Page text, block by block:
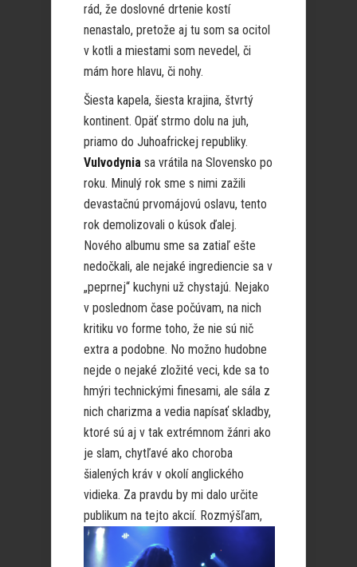
rád, že doslovné drtenie kostí
nenastalo, pretože aj tu som sa ocitol
v kotli a miestami som nevedel, či
mám hore hlavu, či nohy.
Šiesta kapela, šiesta krajina, štvrtý
kontinent. Opäť strmo dolu na juh,
priamo do Juhoafrickej republiky.
Vulvodynia sa vrátila na Slovensko po
roku. Minulý rok sme s nimi zažili
devastačnú prvomájovú oslavu, tento
rok demolizovali o kúsok ďalej.
Nového albumu sme sa zatiaľ ešte
nedočkali, ale nejaké ingrediencie sa v
„peprnej“ kuchyni už chystajú. Nejako
v poslednom čase počúvam, na nich
kritiku vo forme toho, že nie sú nič
extra a podobne. No možno hudobne
nejde o nejaké zložité veci, kde sa to
hmýri technickými finesami, ale sála z
nich charizma a vedia napísať skladby,
ktoré sú aj v tak extrémnom žánri ako
je slam, chytľavé ako choroba
šialených kráv v okolí anglického
vidieka. Za pravdu by mi dalo určite
publikum na tejto akcií. Rozmýšľam,